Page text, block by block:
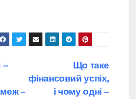
Що таке
фінансовий успіх,
і чому одні –
–
–